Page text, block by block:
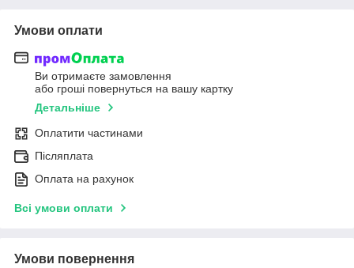
Умови оплати
Ви отримаєте замовлення
або гроші повернуться на вашу картку
Детальніше
Оплатити частинами
Післяплата
Оплата на рахунок
Всі умови оплати
Умови повернення